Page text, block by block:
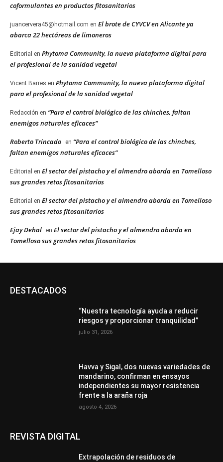
coformulantes en productos fitosanitarios
juancervera45@hotmail.com en El brote de CYVCV en Alicante ya
abarca 22 hectáreas de limoneros
Editorial en Phytoma Community, la nueva plataforma digital para
el profesional de la sanidad vegetal
Vicent Barres en Phytoma Community, la nueva plataforma digital
para el profesional de la sanidad vegetal
Redacción en “Para el control biológico de las chinches, faltan
enemigos naturales eficaces”
Roberto Trincado en “Para el control biológico de las chinches,
faltan enemigos naturales eficaces”
Editorial en El sector del pistacho y el almendro aborda en Tomelloso
sus grandes retos fitosanitarios
Editorial en El sector del pistacho y el almendro aborda en Tomelloso
sus grandes retos fitosanitarios
Ejay Dehal en El sector del pistacho y el almendro aborda en
Tomelloso sus grandes retos fitosanitarios
DESTACADOS
“Nuestra tecnología ayuda a reducir
riesgos y proporcionar tranquilidad”
julio 31, 2026
Havva y Sigal, dos nuevas variedades de
mandarino, confirman en ensayos
independientes su mayor resistencia
frente a la araña roja
agosto 4, 2026
REVISTA DIGITAL
Extrapolación de residuos de